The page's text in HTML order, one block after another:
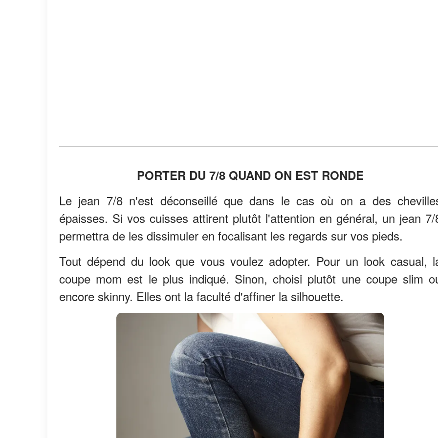
PORTER DU 7/8 QUAND ON EST RONDE
Le jean 7/8 n'est déconseillé que dans le cas où on a des
épaisses. Si vos cuisses attirent plutôt l'attention en général, un jean 7/
permettra de les dissimuler en focalisant les regards sur vos pieds.
Tout dépend du look que vous voulez adopter. Pour un look casual,
coupe mom est le plus indiqué. Sinon, choisi plutôt une coupe slim
encore skinny. Elles ont la faculté d'affiner la silhouette.